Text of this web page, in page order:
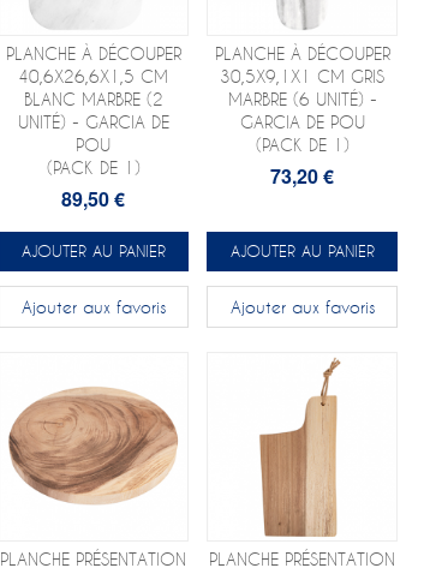
PLANCHE À DÉCOUPER
40,6X26,6X1,5 CM
BLANC MARBRE (2
UNITÉ) - GARCIA DE
POU
(PACK DE 1)
89,50 €
AJOUTER AU PANIER
Ajouter aux favoris
PLANCHE À DÉCOUPER
30,5X9,1X1 CM GRIS
MARBRE (6 UNITÉ) -
GARCIA DE POU
(PACK DE 1)
73,20 €
AJOUTER AU PANIER
Ajouter aux favoris
PLANCHE PRÉSENTATION
PLANCHE PRÉSENTATION